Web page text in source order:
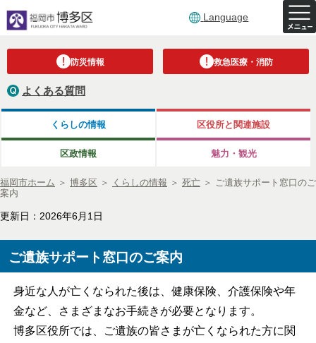
Language
防災情報 救急医療・消防
よくある質問
くらしの情報 区役所と関連施設
区政情報 魅力・観光
福岡市ホーム ＞ 博多区 ＞ くらしの情報 ＞ 死亡 ＞ ご遺族サポート窓口のご
案内
更新日：2026年6月1日
ご遺族サポート窓口のご案内
身近な人が亡くなられた後は、健康保険、介護保険や年
金など、さまざまなお手続きが必要となります。
博多区役所では、ご遺族の皆さまが亡くなられた方に関